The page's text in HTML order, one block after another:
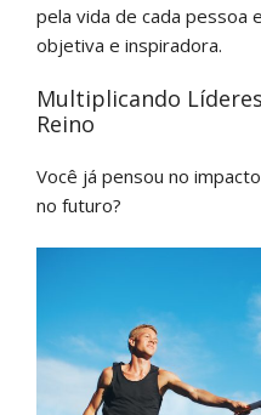
pela vida de cada pessoa
objetiva e inspiradora.
Multiplicando
Reino
Você já pensou no
no futuro?